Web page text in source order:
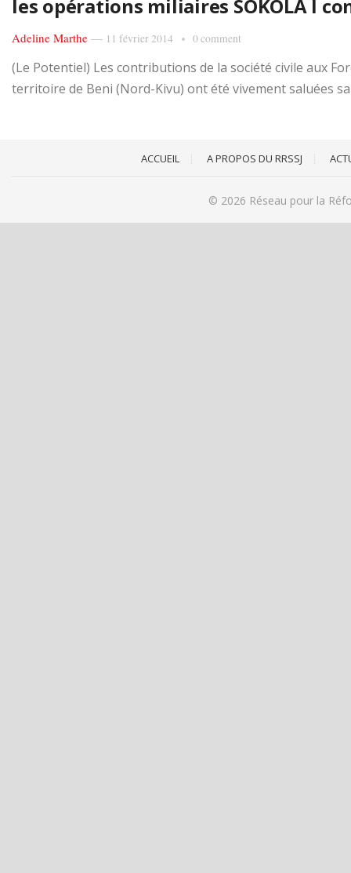
les opérations miliaires SOKOLA I
Adeline Marthe — 11 février 2014 0 comment
(Le Potentiel) Les contributions de la société civile aux
territoire de Beni (Nord-Kivu) ont été vivement saluées
ACCUEIL A PROPOS DU RRSSJ
© 2026 Réseau pour la